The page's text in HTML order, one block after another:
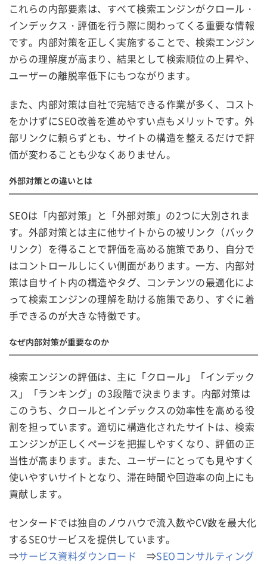
これらの内部要素は、すべて検索エンジンがクロール・
インデックス・評価を行う際に関わってくる重要な情報
です。内部対策を正しく実施することで、検索エンジン
からの理解度が高まり、結果として検索順位の上昇や、
ユーザーの離脱率低下にもつながります。
また、内部対策は自社で完結できる作業が多く、コスト
をかけずにSEO改善を進めやすい点もメリットです。外
部リンクに頼らずとも、サイトの構造を整えるだけで評
価が変わることも少なくありません。
外部対策との違いとは
SEOは「内部対策」と「外部対策」の2つに大別されま
す。外部対策とは主に他サイトからの被リンク（バック
リンク）を得ることで評価を高める施策であり、自分で
はコントロールしにくい側面があります。一方、内部対
策は自サイト内の構造やタグ、コンテンツの最適化によ
って検索エンジンの理解を助ける施策であり、すぐに着
手できるのが大きな特徴です。
なぜ内部対策が重要なのか
検索エンジンの評価は、主に「クロール」「インデック
ス」「ランキング」の3段階で決まります。内部対策は
このうち、クロールとインデックスの効率性を高める役
割を担っています。適切に構造化されたサイトは、検索
エンジンが正しくページを把握しやすくなり、評価の正
当性が高まります。また、ユーザーにとっても見やすく
使いやすいサイトとなり、滞在時間や回遊率の向上にも
貢献します。
センタードでは独自のノウハウで流入数やCV数を最大化
するSEOサービスを提供しています。
⇒サービス資料ダウンロード ⇒SEOコンサルティング